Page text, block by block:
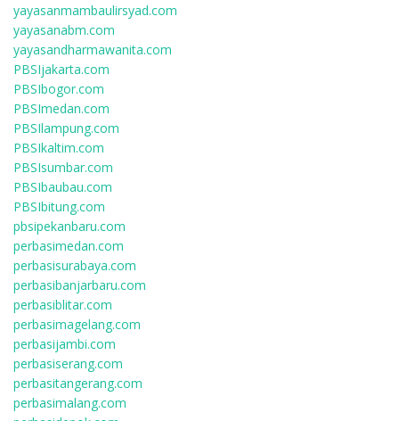
yayasanmambaulirsyad.com
yayasanabm.com
yayasandharmawanita.com
PBSIjakarta.com
PBSIbogor.com
PBSImedan.com
PBSIlampung.com
PBSIkaltim.com
PBSIsumbar.com
PBSIbaubau.com
PBSIbitung.com
pbsipekanbaru.com
perbasimedan.com
perbasisurabaya.com
perbasibanjarbaru.com
perbasiblitar.com
perbasimagelang.com
perbasijambi.com
perbasiserang.com
perbasitangerang.com
perbasimalang.com